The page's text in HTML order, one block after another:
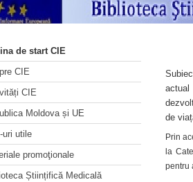
de start CIE
CIE
CIE
Moldova și UE
uri utile
promoţionale
Științifică Medicală
de
Prin
la
pentru